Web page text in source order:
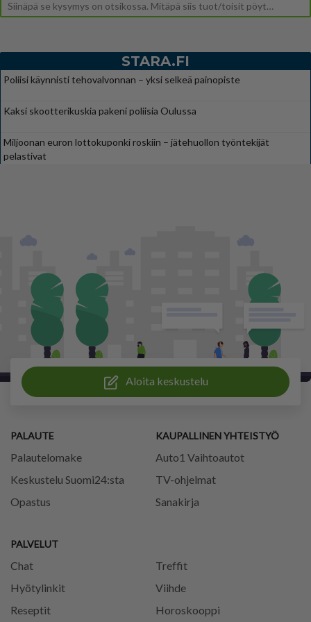
Siinäpä se kysymys on otsikossa. Mitäpä siis tuot/toisit pöytään parisuhteessa? Oletko mies vai nainen? Koetko sen mitä
STARA.FI
Poliisi käynnisti tehovalvonnan – yksi selkeä painopiste
Kaksi skootterikuskia pakeni poliisia Oulussa
Miljoonan euron lottokuponki roskiin – jätehuollon työntekijät
pelastivat
Aloita keskustelu
PALAUTE
Palautelomake
Keskustelu Suomi24:sta
Opastus
PALVELUT
Chat
Treffit
Hyötylinkit
Viihde
Reseptit
Horoskooppi
KAUPALLINEN YHTEISTYÖ
Auto1 Vaihtoautot
TV-ohjelmat
Sanakirja